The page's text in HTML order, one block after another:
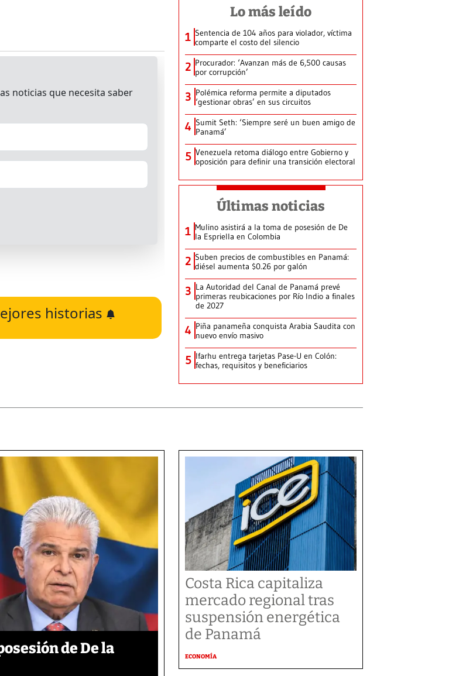
historias
Lo más leído
1 Sentencia de 104 años para violador, víctima
comparte el costo del silencio
2 Procurador: ‘Avanzan más de 6,500 causas
por corrupción’
3 Polémica reforma permite a diputados
‘gestionar obras’ en sus circuitos
4 Sumit Seth: ‘Siempre seré un buen amigo de
Panamá’
5 Venezuela retoma diálogo entre Gobierno y
oposición para definir una transición electoral
Últimas noticias
1 Mulino asistirá a la toma de posesión de De
la Espriella en Colombia
2 Suben precios de combustibles en Panamá:
diésel aumenta $0.26 por galón
3 La Autoridad del Canal de Panamá prevé
primeras reubicaciones por Río Indio a finales
de 2027
4 Piña panameña conquista Arabia Saudita con
nuevo envío masivo
5 Ifarhu entrega tarjetas Pase-U en Colón:
fechas, requisitos y beneficiarios
de De la
Costa Rica capitaliza
mercado regional tras
suspensión energética
de Panamá
ECONOMÍA